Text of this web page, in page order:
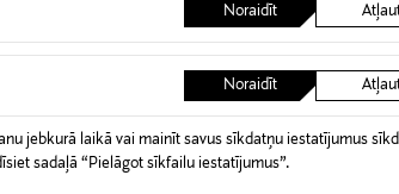
Noraidīt
Noraidīt
jebkurā laikā vai mainīt savus sīkdatņu iestatījumus
sadaļā “Pielāgot sīkfailu iestatījumus”.
Transmeri Oy
Linnoitustie 2 A, 02600 Espoo,
kuluttajapalvelu@transmeri.fi